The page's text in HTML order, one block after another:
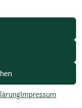
Impressum